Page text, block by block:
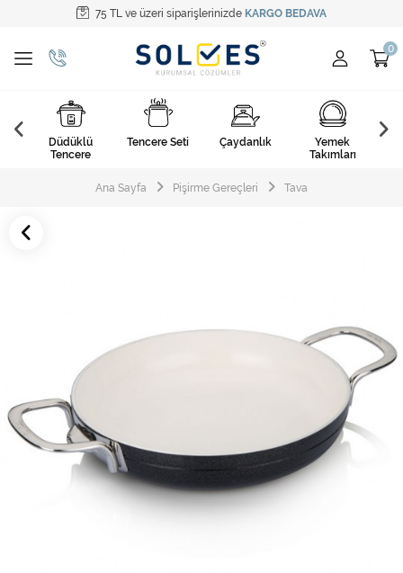
75 TL ve üzeri siparişlerinizde KARGO BEDAVA
Tüm Kategoriler
Pişirme Gereçleri
Yemek Takımları
Kahvaltı Takımları
Çatal Kaşık Bıçak
Cam Ürünler
Mutfak Aksesuarları
Düdüklü
Tencere
Tencere Seti Çaydanlık
Yemek
Takımları
Ana Sayfa Pişirme Gereçleri Tava